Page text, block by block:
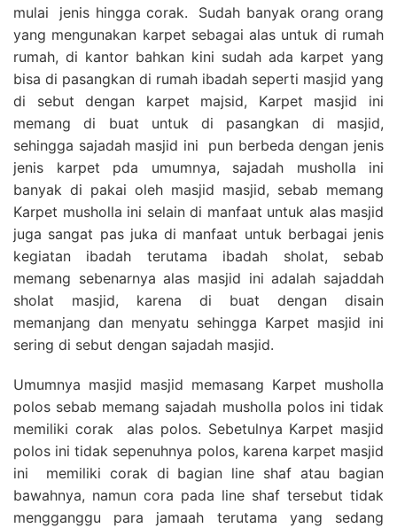
mulai jenis hingga corak. Sudah banyak orang orang
yang mengunakan karpet sebagai alas untuk di rumah
rumah, di kantor bahkan kini sudah ada karpet yang
bisa di pasangkan di rumah ibadah seperti masjid yang
di sebut dengan karpet majsid, Karpet masjid ini
memang di buat untuk di pasangkan di masjid,
sehingga sajadah masjid ini pun berbeda dengan jenis
jenis karpet pda umumnya, sajadah musholla ini
banyak di pakai oleh masjid masjid, sebab memang
Karpet musholla ini selain di manfaat untuk alas masjid
juga sangat pas juka di manfaat untuk berbagai jenis
kegiatan ibadah terutama ibadah sholat, sebab
memang sebenarnya alas masjid ini adalah sajaddah
sholat masjid, karena di buat dengan disain
memanjang dan menyatu sehingga Karpet masjid ini
sering di sebut dengan sajadah masjid.
Umumnya masjid masjid memasang Karpet musholla
polos sebab memang sajadah musholla polos ini tidak
memiliki corak alas polos. Sebetulnya Karpet masjid
polos ini tidak sepenuhnya polos, karena karpet masjid
ini memiliki corak di bagian line shaf atau bagian
bawahnya, namun cora pada line shaf tersebut tidak
mengganggu para jamaah terutama yang sedang